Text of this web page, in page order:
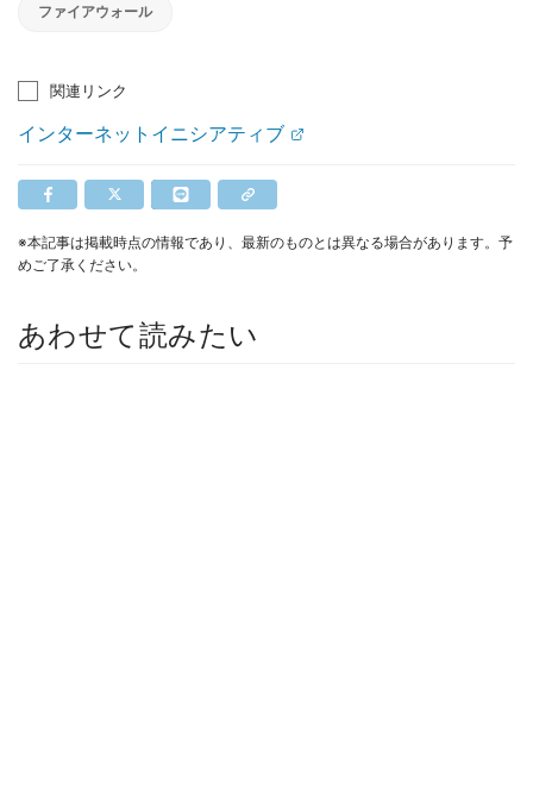
ファイアウォール
関連リンク
インターネットイニシアティブ
※本記事は掲載時点の情報であり、最新のものとは異なる場合があります。予
めご了承ください。
あわせて読みたい